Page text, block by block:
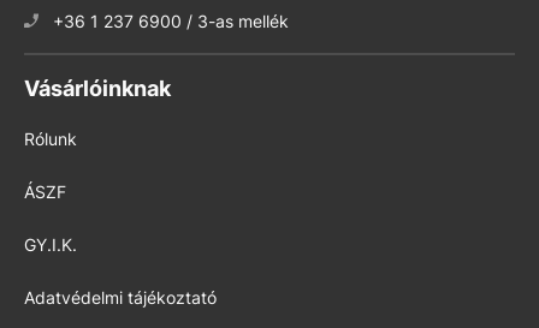
+36 1 237 6900 / 3-as mellék
Vásárlóinknak
Rólunk
ÁSZF
GY.I.K.
Adatvédelmi tájékoztató